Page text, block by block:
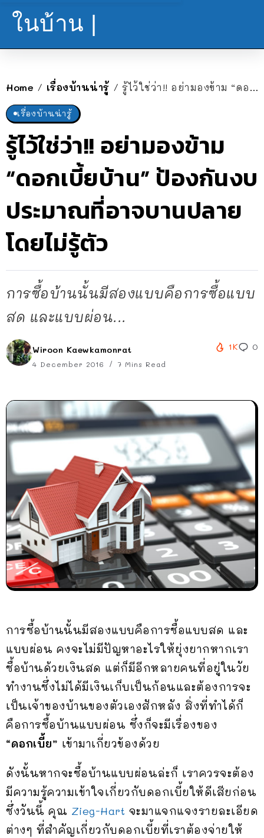
ในบ้าน |
Home / เรื่องบ้านน่ารู้ / รู้ไว้ใช่ว่า!! อย่ามองข้าม “ดอกเบี้ยบ้าน” ป้องกันงบประมาณที่อาจบานปลายโดยไม่รู้ตัว
เรื่องบ้านน่ารู้
รู้ไว้ใช่ว่า!! อย่ามองข้าม
“ดอกเบี้ยบ้าน” ป้องกันงบ
ประมาณที่อาจบานปลาย
โดยไม่รู้ตัว
การซื้อบ้านนั้นมีสองแบบคือการซื้อแบบ
สด และแบบผ่อน...
Wiroon Kaewkamonrat
4 December 2016 7 Mins Read
1K 0
การซื้อบ้านนั้นมีสองแบบคือการซื้อแบบสด และ
แบบผ่อน คงจะไม่มีปัญหาอะไรให้ยุ่งยากหากเรา
ซื้อบ้านด้วยเงินสด แต่ก็มีอีกหลายคนที่อยู่ในวัย
ทำงานซึ่งไม่ได้มีเงินเก็บเป็นก้อนและต้องการจะ
เป็นเจ้าของบ้านของตัวเองสักหลัง สิ่งที่ทำได้ก็
คือการซื้อบ้านแบบผ่อน ซึ่งก็จะมีเรื่องของ
“ดอกเบี้ย” เข้ามาเกี่ยวข้องด้วย
ดังนั้นหากจะซื้อบ้านแบบผ่อนล่ะก็ เราควรจะต้อง
มีความรู้ความเข้าใจเกี่ยวกับดอกเบี้ยให้ดีเสียก่อน
ซึ่งวันนี้ คุณ Zieg-Hart จะมาแจกแจงรายละเอียด
ต่างๆ ที่สำคัญเกี่ยวกับดอกเบี้ยที่เราต้องจ่ายให้